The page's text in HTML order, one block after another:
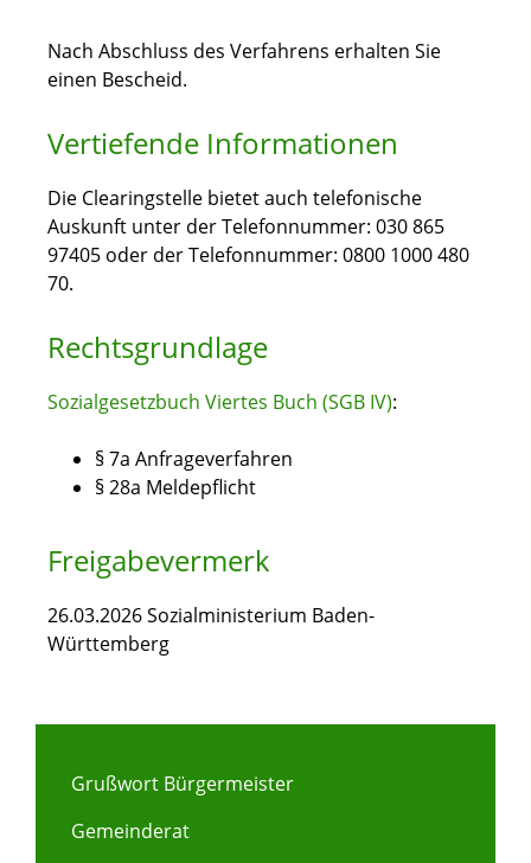
Nach Abschluss des Verfahrens erhalten Sie
einen Bescheid.
Vertiefende Informationen
Die Clearingstelle bietet auch telefonische
Auskunft unter der Telefonnummer: 030 865
97405 oder der Telefonnummer: 0800 1000 480
70.
Rechtsgrundlage
Sozialgesetzbuch Viertes Buch (SGB IV):
§ 7a Anfrageverfahren
§ 28a Meldepflicht
Freigabevermerk
26.03.2026Sozialministerium Baden-
Württemberg
Grußwort Bürgermeister
Gemeinderat